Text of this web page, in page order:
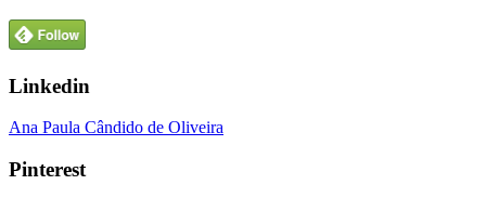
Linkedin
Ana Paula Cândido de Oliveira
Pinterest